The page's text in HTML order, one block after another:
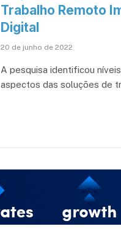
Trabalho Remoto
Digital
20 de junho de 2022
A pesquisa identificou
aspectos das soluções de